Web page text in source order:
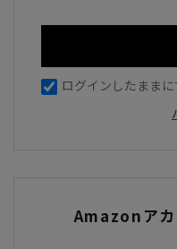
ログインしたままに
Amazonア